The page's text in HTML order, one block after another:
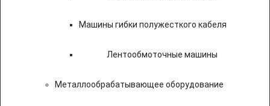
Машины гибки полужесткого кабеля
Лентообмоточные машины
Металлообрабатывающее оборудование